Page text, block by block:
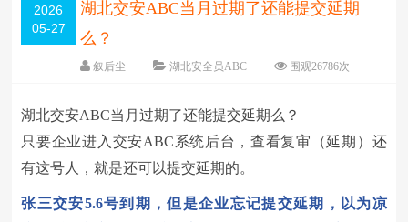
2026
05-27
湖北交安ABC当月过期了还能提交延期
么？
叙后尘 湖北安全员ABC 围观26786次
字体： 大 中 小
湖北交安ABC当月过期了还能提交延期么？
只要企业进入交安ABC系统后台，查看复审（延期）还
有这号人，就是还可以提交延期的。
张三交安5.6号到期，但是企业忘记提交延期，以为凉